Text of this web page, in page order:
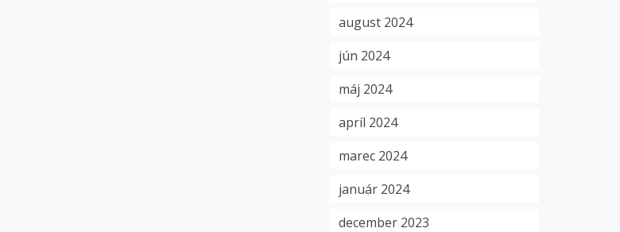
august 2024
jún 2024
máj 2024
apríl 2024
marec 2024
január 2024
december 2023